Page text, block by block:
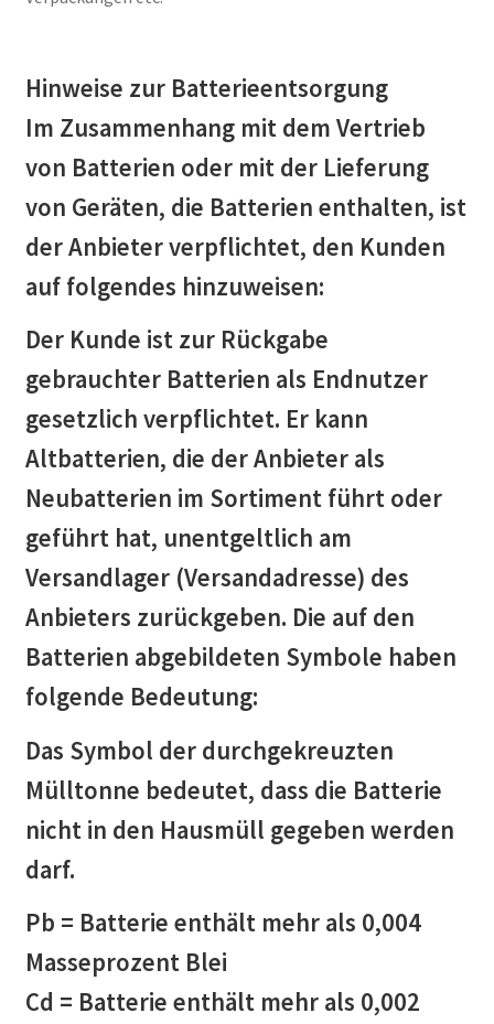
Hinweise zur Batterieentsorgung
Im Zusammenhang mit dem Vertrieb
von Batterien oder mit der Lieferung
von Geräten, die Batterien enthalten, ist
der Anbieter verpflichtet, den Kunden
auf folgendes hinzuweisen:
Der Kunde ist zur Rückgabe
gebrauchter Batterien als Endnutzer
gesetzlich verpflichtet. Er kann
Altbatterien, die der Anbieter als
Neubatterien im Sortiment führt oder
geführt hat, unentgeltlich am
Versandlager (Versandadresse) des
Anbieters zurückgeben. Die auf den
Batterien abgebildeten Symbole haben
folgende Bedeutung:
Das Symbol der durchgekreuzten
Mülltonne bedeutet, dass die Batterie
nicht in den Hausmüll gegeben werden
darf.
Pb = Batterie enthält mehr als 0,004
Masseprozent Blei
Cd = Batterie enthält mehr als 0,002